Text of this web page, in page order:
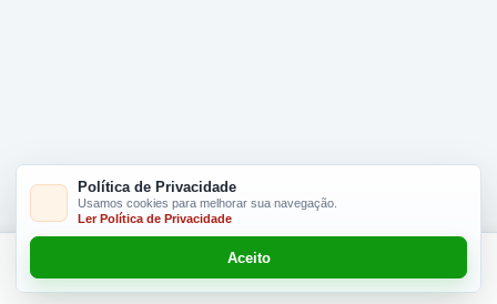
Adicionar R$ 34.90
Política de Privacidade
Usamos cookies para melhorar sua navegação.
Ler Política de Privacidade
Aceito